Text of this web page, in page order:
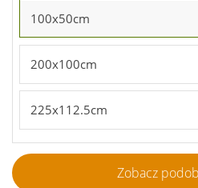
100x50cm
200x100cm
225x112.5cm
Zobacz